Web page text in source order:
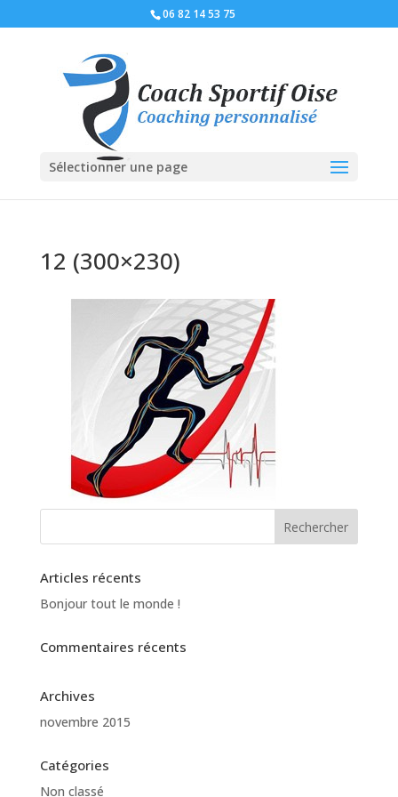
06 82 14 53 75
Sélectionner une page
12 (300×230)
Articles récents
Bonjour tout le monde !
Commentaires récents
Archives
novembre 2015
Catégories
Non classé